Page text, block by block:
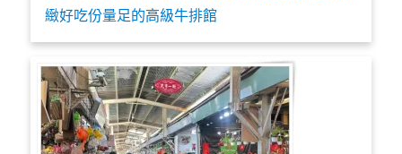
緻好吃份量足的高級牛排館